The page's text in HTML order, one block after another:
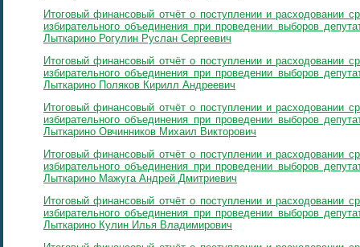
Итоговый финансовый отчёт о поступлении и расходовании
избирательного объединения при проведении выборов
Лыткарино Рогулин Руслан Сергеевич
Итоговый финансовый отчёт о поступлении и расходовании
избирательного объединения при проведении выборов
Лыткарино Поляков Кирилл Андреевич
Итоговый финансовый отчёт о поступлении и расходовании
избирательного объединения при проведении выборов
Лыткарино Овчинников Михаил Викторович
Итоговый финансовый отчёт о поступлении и расходовании
избирательного объединения при проведении выборов
Лыткарино Мажуга Андрей Дмитриевич
Итоговый финансовый отчёт о поступлении и расходовании
избирательного объединения при проведении выборов
Лыткарино Кулин Илья Владимирович